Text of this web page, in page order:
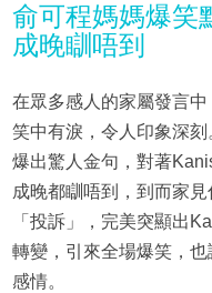
俞可程媽媽爆笑
成晚瞓唔到
在眾多感人的家屬發言
笑中有淚，令人印象深
爆出驚人金句，對著
成晚都瞓唔到，到而家
「投訴」，完美突顯出
轉變，引來全場爆笑，
感情。